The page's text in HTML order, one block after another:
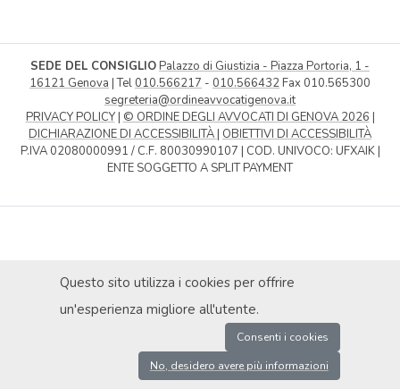
Questo sito utilizza i cookies per offrire
un'esperienza migliore all'utente.
Consenti i cookies
No, desidero avere più informazioni
SEDE DEL CONSIGLIOPalazzo di Giustizia - Piazza Portoria, 1 -
16121 Genova | Tel 010.566217 - 010.566432Fax 010.565300
segreteria@ordineavvocatigenova.it
PRIVACY POLICY| © ORDINE DEGLI AVVOCATI DI GENOVA 2026 |
DICHIARAZIONE DI ACCESSIBILITÀ| OBIETTIVI DI ACCESSIBILITÀ
P.IVA 02080000991 / C.F. 80030990107 | COD. UNIVOCO: UFXAIK |
ENTE SOGGETTO A SPLIT PAYMENT